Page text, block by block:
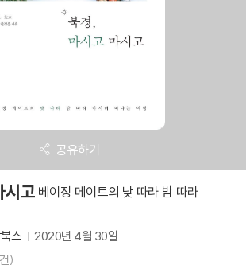
공유하기
시고 베이징 메이트의 낮 따라 밤 따라
스 2020년 4월 30일
)